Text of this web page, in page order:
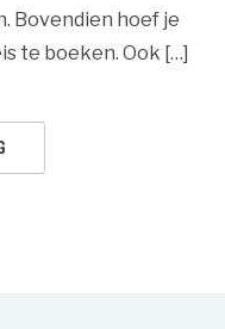
Bovendien hoef je
te boeken. Ook […]